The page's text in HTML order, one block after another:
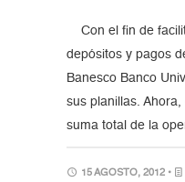
Con el fin de
depósitos y pagos
Banesco Banco
sus planillas.
suma total de la
15 AGOSTO, 2012 •